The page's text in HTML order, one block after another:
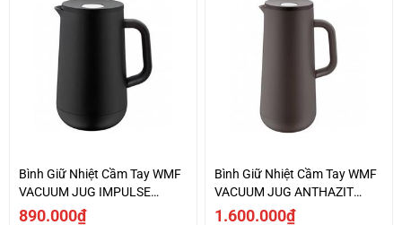
Bình Giữ Nhiệt Cầm Tay WMF
VACUUM JUG IMPULSE
BLACK - 0690687390
890.000₫
Bình Giữ Nhiệt Cầm Tay WMF
VACUUM JUG ANTHAZIT
-0690697390
1.600.000₫